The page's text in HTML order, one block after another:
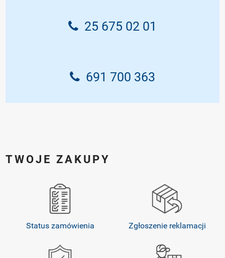
25 675 02 01
691 700 363
TWOJE ZAKUPY
Status zamówienia Zgłoszenie reklamacji